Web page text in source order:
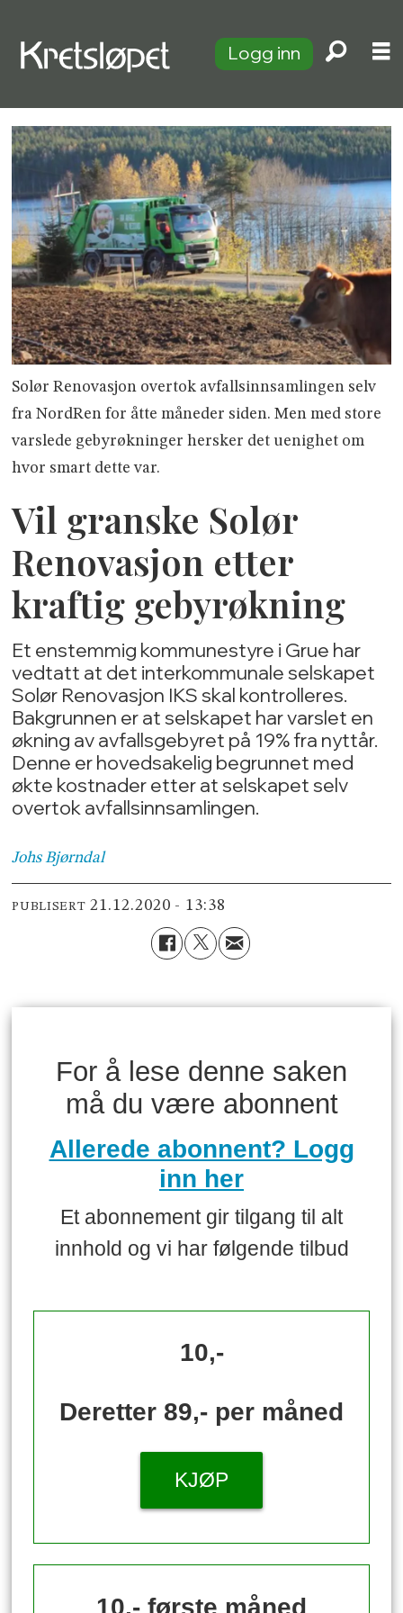
Logg inn
Solør Renovasjon overtok avfallsinnsamlingen selv
fra NordRen for åtte måneder siden. Men med store
varslede gebyrøkninger hersker det uenighet om
hvor smart dette var.
Vil granske Solør
Renovasjon etter
kraftig gebyrøkning
Et enstemmig kommunestyre i Grue har
vedtatt at det interkommunale selskapet
Solør Renovasjon IKS skal kontrolleres.
Bakgrunnen er at selskapet har varslet en
økning av avfallsgebyret på 19% fra nyttår.
Denne er hovedsakelig begrunnet med
økte kostnader etter at selskapet selv
overtok avfallsinnsamlingen.
Johs Bjørndal
PUBLISERT 21.12.2020 - 13:38
For å lese denne saken
må du være abonnent
Allerede abonnent? Logg
inn her
Et abonnement gir tilgang til alt
innhold og vi har følgende tilbud
10,-
Deretter 89,- per måned
KJØP
10,- første måned